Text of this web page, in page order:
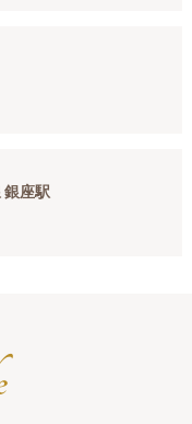
座駅